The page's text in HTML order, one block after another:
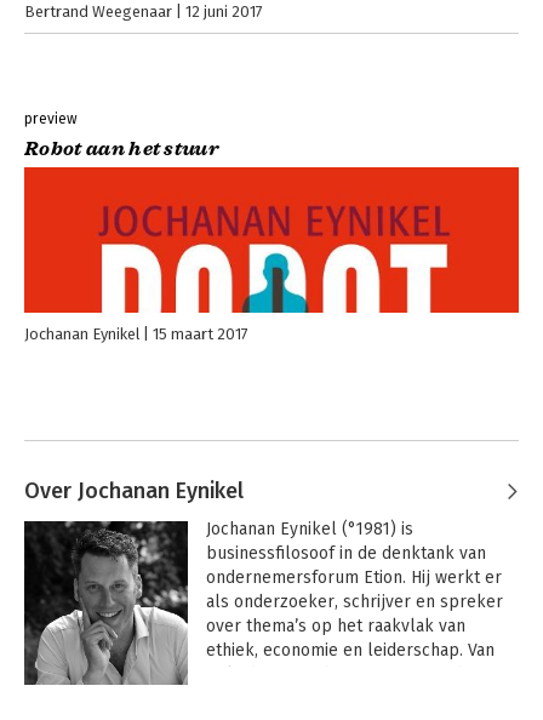
Bertrand Weegenaar 12 juni 2017
preview
Robot aan het stuur
Jochanan Eynikel 15 maart 2017
Over Jochanan Eynikel
Jochanan Eynikel (°1981) is
businessfilosoof in de denktank van
ondernemersforum Etion. Hij werkt er
als onderzoeker, schrijver en spreker
over thema’s op het raakvlak van
ethiek, economie en leiderschap. Van